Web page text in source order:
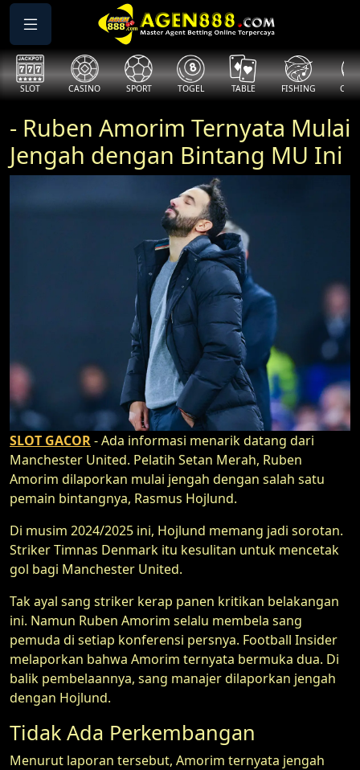
SLOT CASINO SPORT TOGEL TABLE FISHING
- Ruben Amorim Ternyata Mulai
Jengah dengan Bintang MU Ini
SLOT GACOR- Ada informasi menarik datang dari
Manchester United. Pelatih Setan Merah, Ruben
Amorim dilaporkan mulai jengah dengan salah satu
pemain bintangnya, Rasmus Hojlund.
Di musim 2024/2025 ini, Hojlund memang jadi sorotan.
Striker Timnas Denmark itu kesulitan untuk mencetak
gol bagi Manchester United.
Tak ayal sang striker kerap panen kritikan belakangan
ini. Namun Ruben Amorim selalu membela sang
pemuda di setiap konferensi persnya. Football Insider
melaporkan bahwa Amorim ternyata bermuka dua. Di
balik pembelaannya, sang manajer dilaporkan jengah
dengan Hojlund.
Tidak Ada Perkembangan
Menurut laporan tersebut, Amorim ternyata jengah